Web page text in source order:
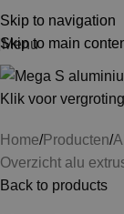
Skip to navigation
Skip to main
Menu
Klik voor vergroting
Home Producten
Overzicht alu
Back to products